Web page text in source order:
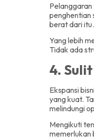
penghentian
berat dari itu.
Yang lebih
Tidak ada
4.
Ekspansi
yang kuat.
melindungi
Mengikuti
memerlukan